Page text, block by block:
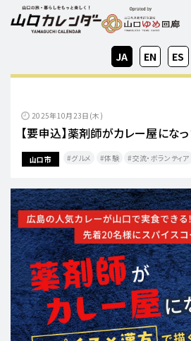
EN
JA ES
2025年10月23日(木)
【要申込】薬剤師がカレー屋にな
山口市 グルメ 体験 交流・ボランティア